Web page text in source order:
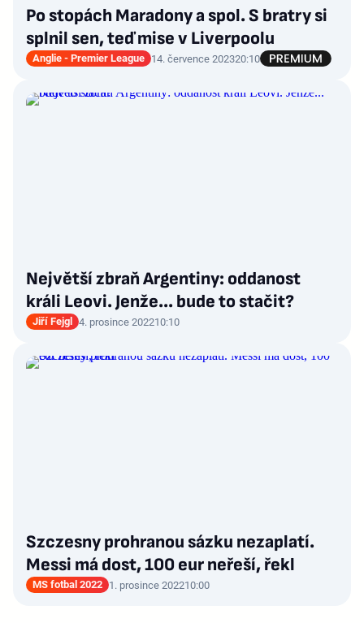
Po stopách Maradony a spol. S bratry si
splnil sen, teď mise v Liverpoolu
Anglie - Premier League 14. července 202320:10
Největší zbraň Argentiny: oddanost
králi Leovi. Jenže... bude to stačit?
Jiří Fejgl 4. prosince 202210:10
Szczesny prohranou sázku nezaplatí.
Messi má dost, 100 eur neřeší, řekl
MS fotbal 2022 1. prosince 202210:00